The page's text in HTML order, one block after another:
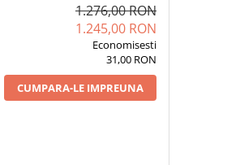
1.276,00 RON
1.245,00 RON
Economisesti
31,00 RON
CUMPARA-LE IMPREUNA